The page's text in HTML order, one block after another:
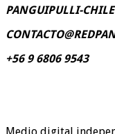
PANGUIPULLI-CHILE
+56 9 6806 9543